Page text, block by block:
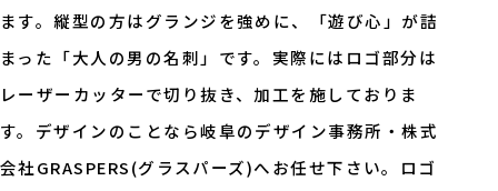
ます。縦型の方はグランジを強めに、「遊び心」が詰
まった「大人の男の名刺」です。実際にはロゴ部分は
レーザーカッターで切り抜き、加工を施しておりま
す。デザインのことなら岐阜のデザイン事務所・株式
会社GRASPERS(グラスパーズ)へお任せ下さい。ロゴ